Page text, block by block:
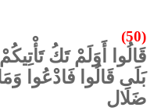
(50)
قَالُوا أَوَلَمْ تَكُ
بَلَى قَالُوا فَادْعُوا
ضَلَال